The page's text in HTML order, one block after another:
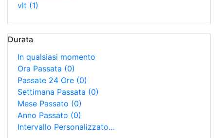
vlt (1)
Durata
In qualsiasi momento
Ora Passata (0)
Passate 24 Ore (0)
Settimana Passata (0)
Mese Passato (0)
Anno Passato (0)
Intervallo Personalizzato…